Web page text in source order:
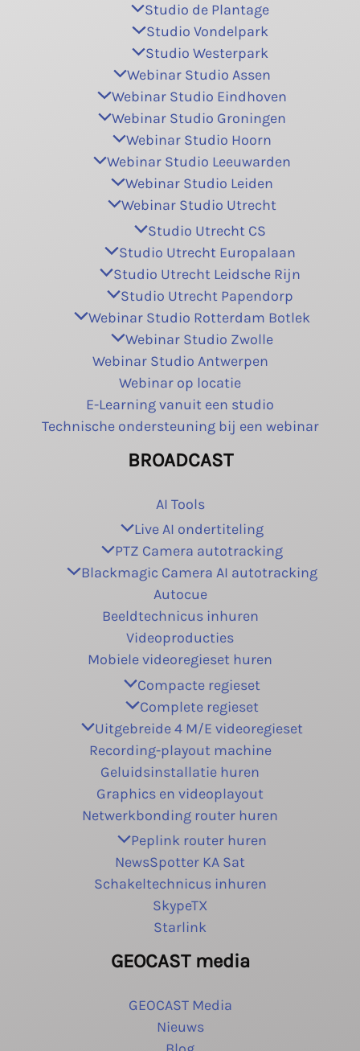
Studio de Plantage
Studio Vondelpark
Studio Westerpark
Webinar Studio Assen
Webinar Studio Eindhoven
Webinar Studio Groningen
Webinar Studio Hoorn
Webinar Studio Leeuwarden
Webinar Studio Leiden
Webinar Studio Utrecht
Studio Utrecht CS
Studio Utrecht Europalaan
Studio Utrecht Leidsche Rijn
Studio Utrecht Papendorp
Webinar Studio Rotterdam Botlek
Webinar Studio Zwolle
Webinar Studio Antwerpen
Webinar op locatie
E-Learning vanuit een studio
Technische ondersteuning bij een webinar
BROADCAST
AI Tools
Live AI ondertiteling
PTZ Camera autotracking
Blackmagic Camera AI autotracking
Autocue
Beeldtechnicus inhuren
Videoproducties
Mobiele videoregieset huren
Compacte regieset
Complete regieset
Uitgebreide 4 M/E videoregieset
Recording-playout machine
Geluidsinstallatie huren
Graphics en videoplayout
Netwerkbonding router huren
Peplink router huren
NewsSpotter KA Sat
Schakeltechnicus inhuren
SkypeTX
Starlink
GEOCAST media
GEOCAST Media
Nieuws